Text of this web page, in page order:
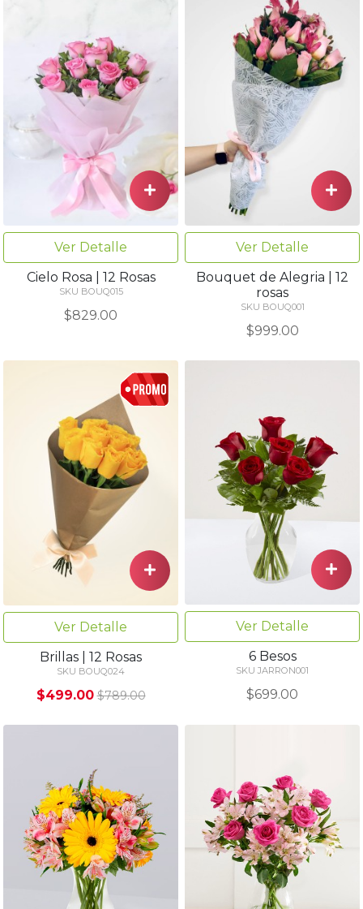
Ver Detalle
Cielo Rosa | 12 Rosas
SKU BOUQ015
$829.00
Ver Detalle
Bouquet de Alegria | 12
rosas
SKU BOUQ001
$999.00
Ver Detalle
Brillas | 12 Rosas
SKU BOUQ024
$499.00 $789.00
Ver Detalle
6 Besos
SKU JARRON001
$699.00